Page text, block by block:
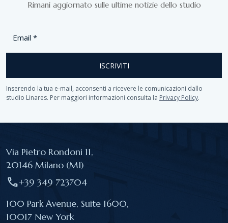
Rimani aggiornato sulle ultime notizie dello studio
Email *
ISCRIVITI
Inserendo la tua e-mail, acconsenti a ricevere le comunicazioni dallo
studio Linares. Per maggiori informazioni consulta la Privacy Policy.
Via Pietro Rondoni 11,
20146 Milano (MI)
call+39 349 723704
100 Park Avenue, Suite 1600,
10017 New York